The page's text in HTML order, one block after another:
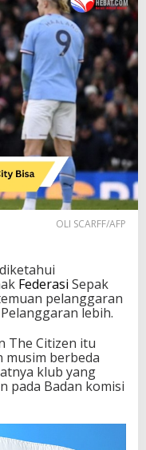
OLI SCARFF/AFP
Federasi Sepak
pelanggaran
lebih.
The Citizen itu
musim berbeda
klub yang
pada Badan komisi